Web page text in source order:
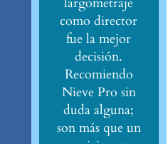
como director
fue la mejor
decisión.
Recomiendo
Nieve Pro sin
duda alguna;
son más que un